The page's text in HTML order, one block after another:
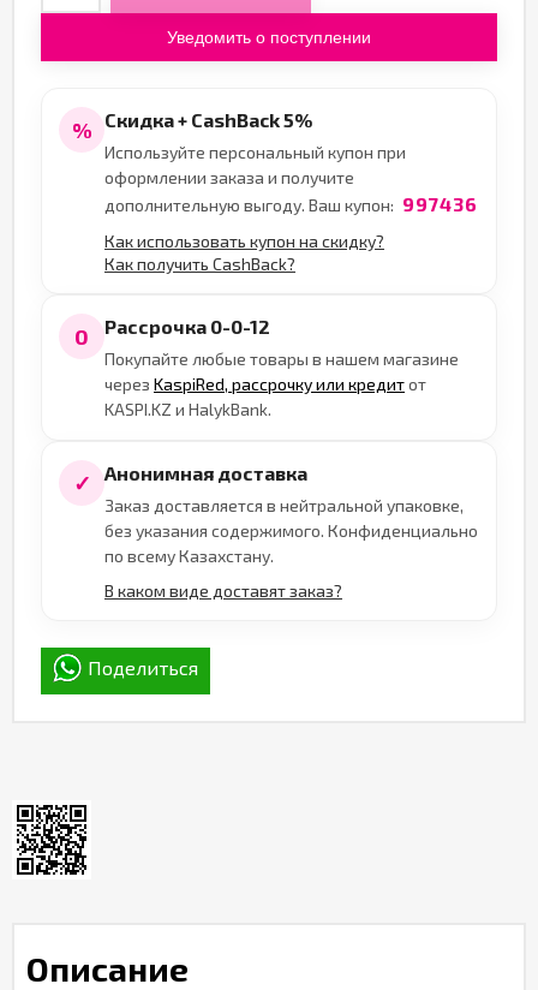
Уведомить о поступлении
% Скидка + CashBack 5%
Используйте персональный купон при
оформлении заказа и получите
дополнительную выгоду. Ваш купон: 997436
Как использовать купон на скидку?
Как получить CashBack?
0 Рассрочка 0-0-12
Покупайте любые товары в нашем магазине
через KaspiRed, рассрочку или кредитот
KASPI.KZ и HalykBank.
✓ Анонимная доставка
Заказ доставляется в нейтральной упаковке,
без указания содержимого. Конфиденциально
по всему Казахстану.
В каком виде доставят заказ?
Поделиться
Описание